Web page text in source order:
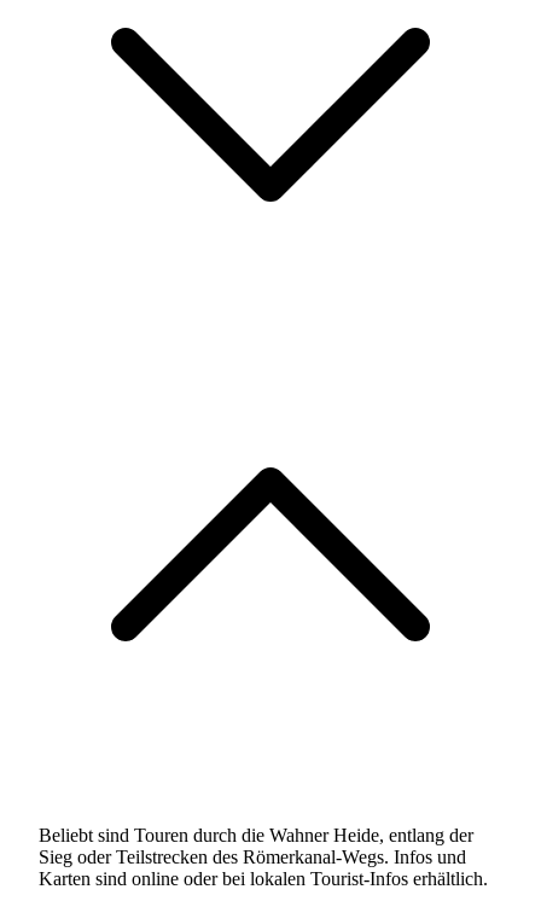
Beliebt sind Touren durch die Wahner Heide, entlang der
Sieg oder Teilstrecken des Römerkanal-Wegs. Infos und
Karten sind online oder bei lokalen Tourist-Infos erhältlich.